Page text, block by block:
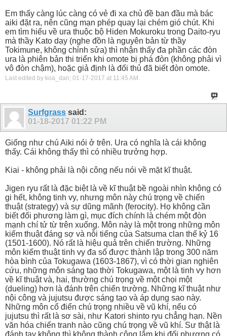
Em thấy càng lúc càng có vẻ đi xa chủ đề ban đầu mà bác
aiki đặt ra, nên cũng mạn phép quay lại chém gió chút. Khi
em tìm hiểu về ura thuộc bộ Hiden Mokuroku trong Daito-ryu
mà thầy Kato dạy (nghe đồn là nguyên bản từ thầy
Tokimune, không chỉnh sửa) thì nhận thấy đa phần các đòn
ura là phiên bản thi triển khi omote bị phá đòn (không phải vì
vô đòn chậm), hoặc giả định là đối thủ đã biết đòn omote.
Last edited by koa_dan; 01-17-2017 at 11:45 AM .
Surfgrass said:
01-18-2017 01:22 PM
Giống như chú Aiki nói ở trên. Ura có nghĩa là cái không
thấy. Cái không thấy thì có nhiều trưởng hợp.
Kiai - không phải là nội công nếu nói về mặt kĩ thuật.
Jigen ryu rất là đặc biệt là về kĩ thuật bề ngoài nhìn không có
gi hết, không tinh vy, nhưng môn này chú trọng về chiến
thuật (strategy) và sự dũng mãnh (ferocity). Họ không cần
biết đối phương làm gì, mục đích chính là chém một đòn
mạnh chí tử từ trên xuống. Môn này là một trong những môn
kiếm thuật đáng sợ và nỗi tiếng của Satsuma clan thế kỷ 16
(1501-1600). Nó rất là hiệu quả trên chiến trường. Những
môn kiếm thuật tinh vy đa số được thành lập trong 300 năm
hòa bình của Tokugawa (1603-1867), vì có thời gian nghiên
cứu, những môn sáng tạo thời Tokugawa, một là tinh vy hơn
về kĩ thuật và, hai, thường chú trọng về một chọi một
(dueling) hơn là đánh trên chiến trường. Những kĩ thuật như
nội công và jujutsu được sáng tạo và áp dụng sao này.
Những môn cổ điển chú trọng nhiều về vũ khí, nếu có
jujutsu thì rất là sơ sài, như Katori shinto ryu chẳng hạn. Nền
văn hóa chiến tranh nào cũng chú trọng về vũ khí. Sư thật là
đánh tay không thì không thành công lắm khi đối phương có